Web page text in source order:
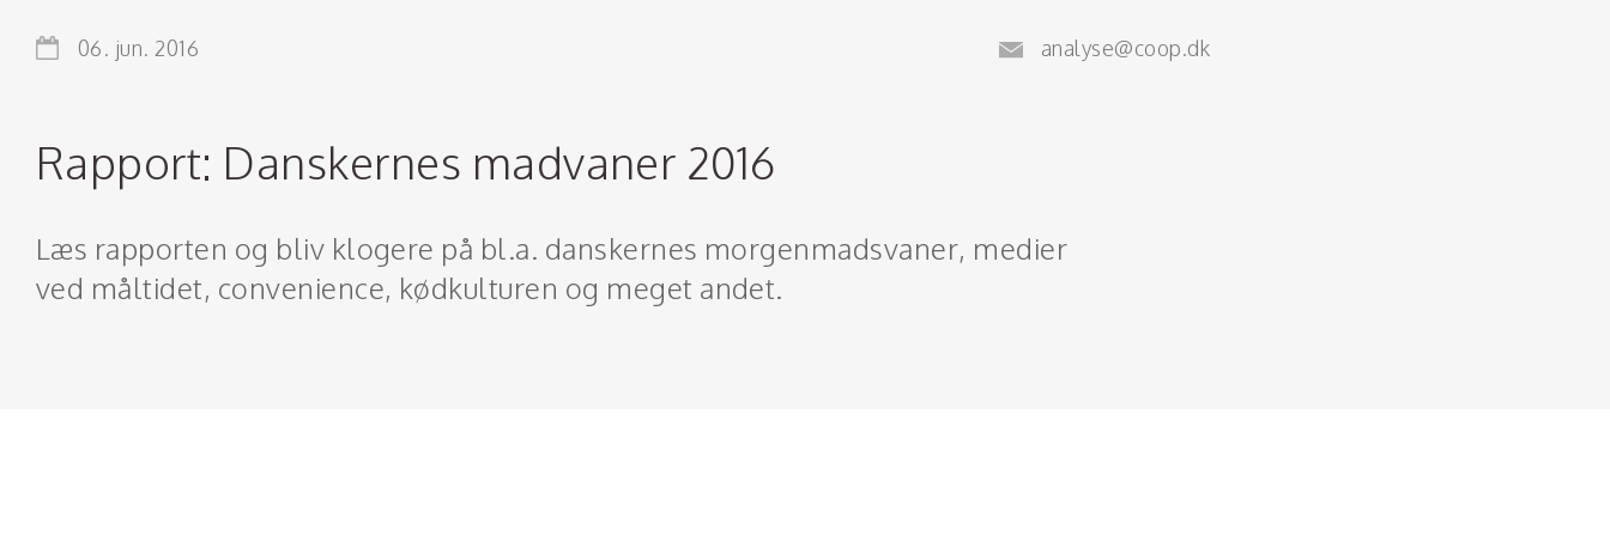
06. jun. 2016 analyse@coop.dk
Rapport: Danskernes madvaner 2016
Læs rapporten og bliv klogere på bl.a. danskernes morgenmadsvaner, medier
ved måltidet, convenience, kødkulturen og meget andet.